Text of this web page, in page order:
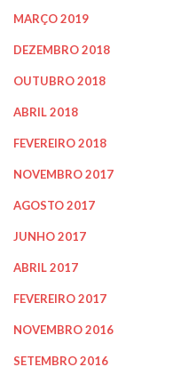
MARÇO 2019
DEZEMBRO 2018
OUTUBRO 2018
ABRIL 2018
FEVEREIRO 2018
NOVEMBRO 2017
AGOSTO 2017
JUNHO 2017
ABRIL 2017
FEVEREIRO 2017
NOVEMBRO 2016
SETEMBRO 2016